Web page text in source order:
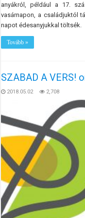
anyákról, például a 17.
vasárnapon, a családjuktól
napot édesanyjukkal töltsék.
Tovább »
SZABAD A VERS!
2018.05.02 2,708